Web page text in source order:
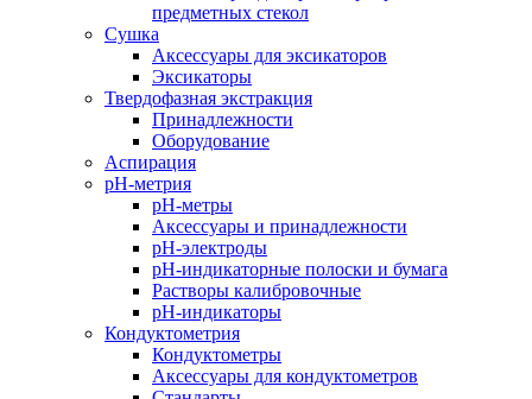
предметных стекол
Сушка
Аксессуары для эксикаторов
Эксикаторы
Твердофазная экстракция
Принадлежности
Оборудование
Аспирация
pH-метрия
pH-метры
Аксессуары и принадлежности
pH-электроды
pH-индикаторные полоски и бумага
Растворы калибровочные
pH-индикаторы
Кондуктометрия
Кондуктометры
Аксессуары для кондуктометров